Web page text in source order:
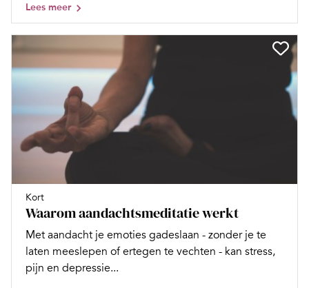
Lees meer
Kort
Waarom aandachtsmeditatie werkt
Met aandacht je emoties gadeslaan - zonder je te
laten meeslepen of ertegen te vechten - kan stress,
pijn en depressie...